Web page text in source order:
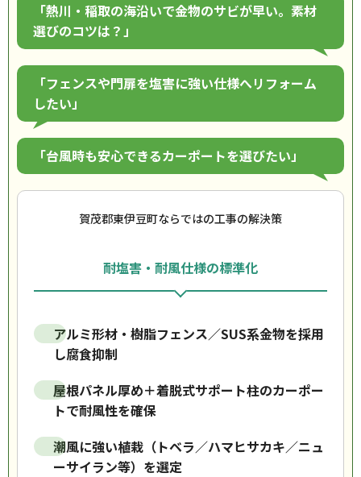
「熱川・稲取の海沿いで金物のサビが早い。素材
選びのコツは？」
「フェンスや門扉を塩害に強い仕様へリフォーム
したい」
「台風時も安心できるカーポートを選びたい」
賀茂郡東伊豆町ならではの工事の解決策
耐塩害・耐風仕様の標準化
アルミ形材・樹脂フェンス／SUS系金物を採用
し腐食抑制
屋根パネル厚め＋着脱式サポート柱のカーポー
トで耐風性を確保
潮風に強い植栽（トベラ／ハマヒサカキ／ニュ
ーサイラン等）を選定